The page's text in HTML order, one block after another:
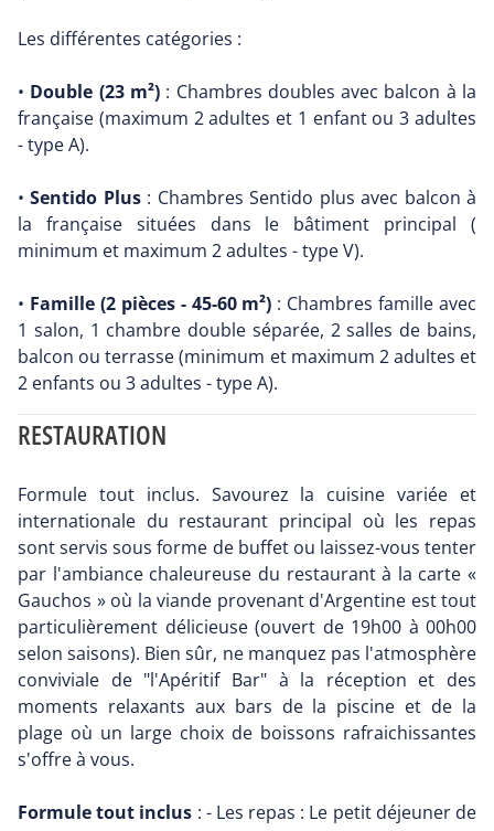
Les différentes catégories :
• Double (23 m²): Chambres doubles avec balcon à la
française (maximum 2 adultes et 1 enfant ou 3 adultes
- type A).
•Sentido Plus: Chambres Sentido plus avec balcon à
la française situées dans le bâtiment principal (
minimum et maximum 2 adultes - type V).
• Famille (2 pièces - 45-60 m²) : Chambres famille avec
1 salon, 1 chambre double séparée, 2 salles de bains,
balcon ou terrasse (minimum et maximum 2 adultes et
2 enfants ou 3 adultes - type A).
RESTAURATION
Formule tout inclus. Savourez la cuisine variée et
internationale du restaurant principal où les repas
sont servis sous forme de buffet ou laissez-vous tenter
par l'ambiance chaleureuse du restaurant à la carte «
Gauchos » où la viande provenant d'Argentine est tout
particulièrement délicieuse (ouvert de 19h00 à 00h00
selon saisons). Bien sûr, ne manquez pas l'atmosphère
conviviale de "l'Apéritif Bar" à la réception et des
moments relaxants aux bars de la piscine et de la
plage où un large choix de boissons rafraichissantes
s'offre à vous.
Formule tout inclus : - Les repas : Le petit déjeuner de